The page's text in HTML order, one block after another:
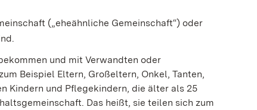
(„eheähnliche Gemeinschaft“) oder
und mit Verwandten oder
Beispiel Eltern, Großeltern, Onkel, Tanten,
Kindern und Pflegekindern, die älter als 25
Das heißt, sie teilen sich zum